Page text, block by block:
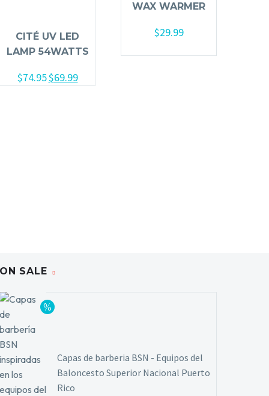
CITÉ UV LED
LAMP 54WATTS
$74.95$69.99
WAX WARMER
$29.99
ON SALE
Capas de barberia BSN - Equipos del
Baloncesto Superior Nacional Puerto
Rico